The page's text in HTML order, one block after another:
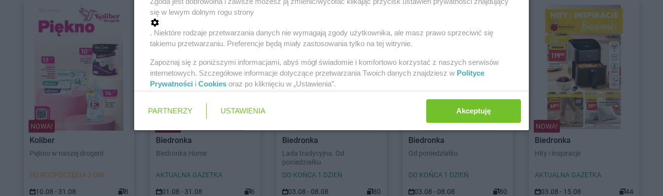
NOWA!
Koliber
Piękno w naszej drogerii
DO ROZPOCZĘCIA 3 DNI
10.08 - 31.08 8
Biedronka
Biedronka Home
AKTUALNA GAZETKA
01.08 - 31.08 6
Biedronka
Lada tradycyjna. Od
poniedziałku
DO KOŃCA 1 DZIEŃ
03.08 - 08.08 80
Biedronka
Od poniedziałku
DO KOŃCA 1 DZIEŃ
03.08 - 08.08 80
NOWA!
Biedronka
Hity i inspiracje
AKTUALNA GAZETKA
03.08 - 15.08 44
się w lewym dolnym rogu strony
. Niektóre rodzaje przetwarzania danych nie wymagają zgody użytkownika, ale masz prawo sprzeciwić się
takiemu przetwarzaniu. Preferencje będą miały zastosowania tylko na tej witrynie.
Zapoznaj się z poniższymi informacjami, abyś mógł świadomie i komfortowo korzystać z naszych serwisów
internetowych. Szczegółowe informacje dotyczące przetwarzania Twoich danych znajdziesz w Polityce
Prywatności i Cookies oraz po kliknięciu w „Ustawienia”.
PARTNERZY USTAWIENIA Akceptuję